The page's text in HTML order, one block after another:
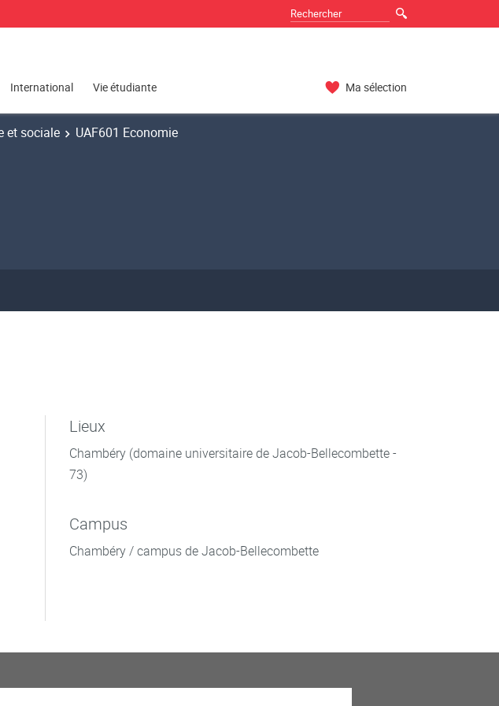
International Vie étudiante Ma sélection
et sociale UAF601 Economie
Lieux
Chambéry (domaine universitaire de Jacob-Bellecombette -
73)
Campus
Chambéry / campus de Jacob-Bellecombette